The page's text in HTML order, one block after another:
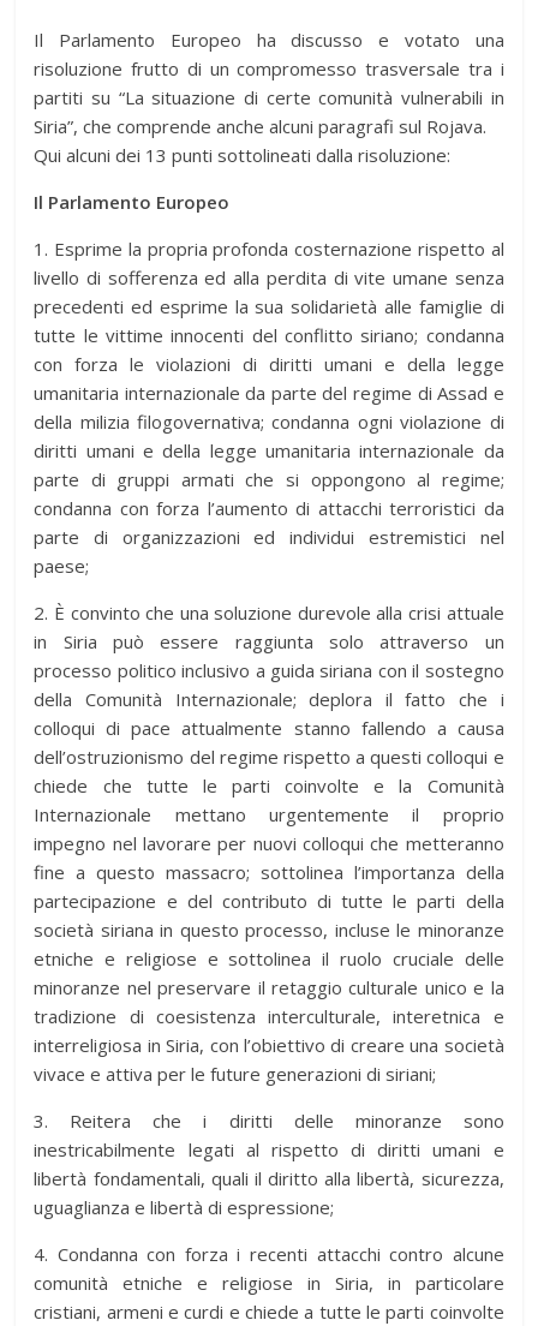
Il Parlamento Europeo ha discusso e votato una
risoluzione frutto di un compromesso trasversale tra i
partiti su “La situazione di certe comunità vulnerabili in
Siria”, che comprende anche alcuni paragrafi sul Rojava.
Qui alcuni dei 13 punti sottolineati dalla risoluzione:
Il Parlamento Europeo
1. Esprime la propria profonda costernazione rispetto al
livello di sofferenza ed alla perdita di vite umane senza
precedenti ed esprime la sua solidarietà alle famiglie di
tutte le vittime innocenti del conflitto siriano; condanna
con forza le violazioni di diritti umani e della legge
umanitaria internazionale da parte del regime di Assad e
della milizia filogovernativa; condanna ogni violazione di
diritti umani e della legge umanitaria internazionale da
parte di gruppi armati che si oppongono al regime;
condanna con forza l’aumento di attacchi terroristici da
parte di organizzazioni ed individui estremistici nel
paese;
2. È convinto che una soluzione durevole alla crisi attuale
in Siria può essere raggiunta solo attraverso un
processo politico inclusivo a guida siriana con il sostegno
della Comunità Internazionale; deplora il fatto che i
colloqui di pace attualmente stanno fallendo a causa
dell’ostruzionismo del regime rispetto a questi colloqui e
chiede che tutte le parti coinvolte e la Comunità
Internazionale mettano urgentemente il proprio
impegno nel lavorare per nuovi colloqui che metteranno
fine a questo massacro; sottolinea l’importanza della
partecipazione e del contributo di tutte le parti della
società siriana in questo processo, incluse le minoranze
etniche e religiose e sottolinea il ruolo cruciale delle
minoranze nel preservare il retaggio culturale unico e la
tradizione di coesistenza interculturale, interetnica e
interreligiosa in Siria, con l’obiettivo di creare una società
vivace e attiva per le future generazioni di siriani;
3. Reitera che i diritti delle minoranze sono
inestricabilmente legati al rispetto di diritti umani e
libertà fondamentali, quali il diritto alla libertà, sicurezza,
uguaglianza e libertà di espressione;
4. Condanna con forza i recenti attacchi contro alcune
comunità etniche e religiose in Siria, in particolare
cristiani, armeni e curdi e chiede a tutte le parti coinvolte